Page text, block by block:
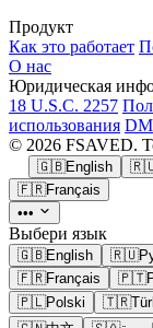
Продукт
Как это работает
О нас
Юридическая
18 U.S.C. 2257
использования
© 2026 FSAVED.
🇬🇧English
🇫🇷Français
•••
Выбери язык
🇬🇧English 🇷🇺
🇫🇷Français 🇵🇹
🇵🇱Polski 🇹🇷